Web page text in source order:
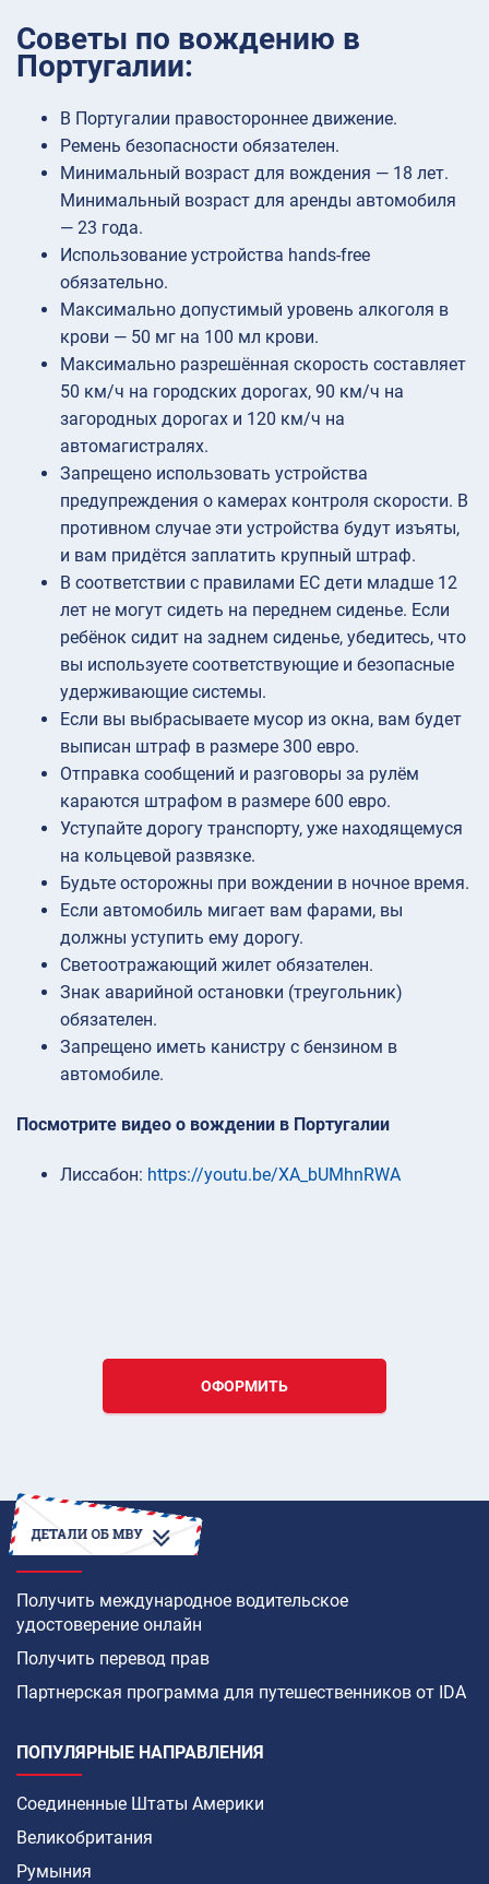
Советы по вождению в
Португалии:
В Португалии правостороннее движение.
Ремень безопасности обязателен.
Минимальный возраст для вождения — 18 лет.
Минимальный возраст для аренды автомобиля
— 23 года.
Использование устройства hands-free
обязательно.
Максимально допустимый уровень алкоголя в
крови — 50 мг на 100 мл крови.
Максимально разрешённая скорость составляет
50 км/ч на городских дорогах, 90 км/ч на
загородных дорогах и 120 км/ч на
автомагистралях.
Запрещено использовать устройства
предупреждения о камерах контроля скорости. В
противном случае эти устройства будут изъяты,
и вам придётся заплатить крупный штраф.
В соответствии с правилами ЕС дети младше 12
лет не могут сидеть на переднем сиденье. Если
ребёнок сидит на заднем сиденье, убедитесь, что
вы используете соответствующие и безопасные
удерживающие системы.
Если вы выбрасываете мусор из окна, вам будет
выписан штраф в размере 300 евро.
Отправка сообщений и разговоры за рулём
караются штрафом в размере 600 евро.
Уступайте дорогу транспорту, уже находящемуся
на кольцевой развязке.
Будьте осторожны при вождении в ночное время.
Если автомобиль мигает вам фарами, вы
должны уступить ему дорогу.
Светоотражающий жилет обязателен.
Знак аварийной остановки (треугольник)
обязателен.
Запрещено иметь канистру с бензином в
автомобиле.
Посмотрите видео о вождении в Португалии
Лиссабон: https://youtu.be/XA_bUMhnRWA
ОФОРМИТЬ
Получить международное водительское
удостоверение онлайн
Получить перевод прав
Партнерская программа для путешественников от IDA
ПОПУЛЯРНЫЕ НАПРАВЛЕНИЯ
Соединенные Штаты Америки
Великобритания
Румыния